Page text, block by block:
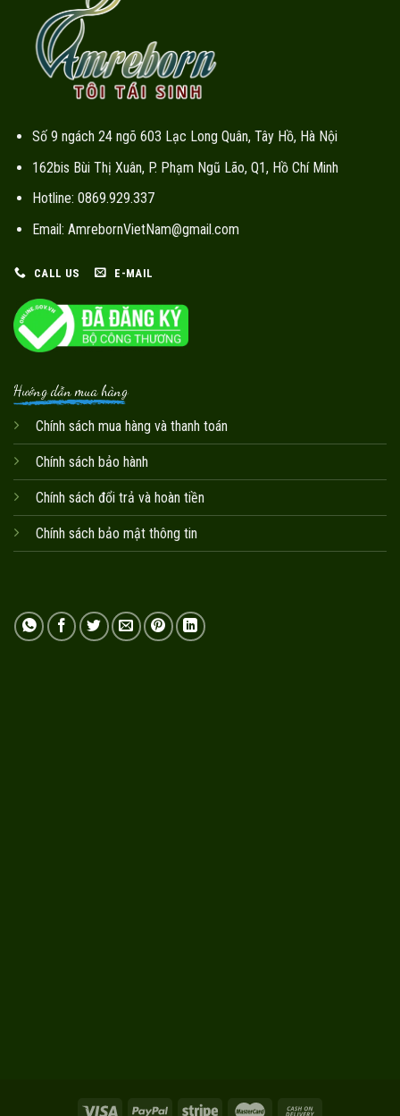
Số 9 ngách 24 ngõ 603 Lạc Long Quân, Tây Hồ, Hà Nội
162bis Bùi Thị Xuân, P. Phạm Ngũ Lão, Q1, Hồ Chí Minh
Hotline: 0869.929.337
Email: AmrebornVietNam@gmail.com
CALL US E-MAIL
Hướng dẫn mua hàng
Chính sách mua hàng và thanh toán
Chính sách bảo hành
Chính sách đổi trả và hoàn tiền
Chính sách bảo mật thông tin